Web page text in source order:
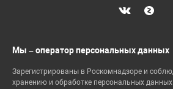
Мы – оператор персональных данных
Зарегистрированы в Роскомнадзоре и
хранению и обработке персональных данных